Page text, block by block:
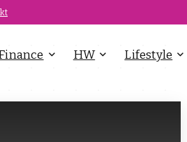
HW Lifestyle